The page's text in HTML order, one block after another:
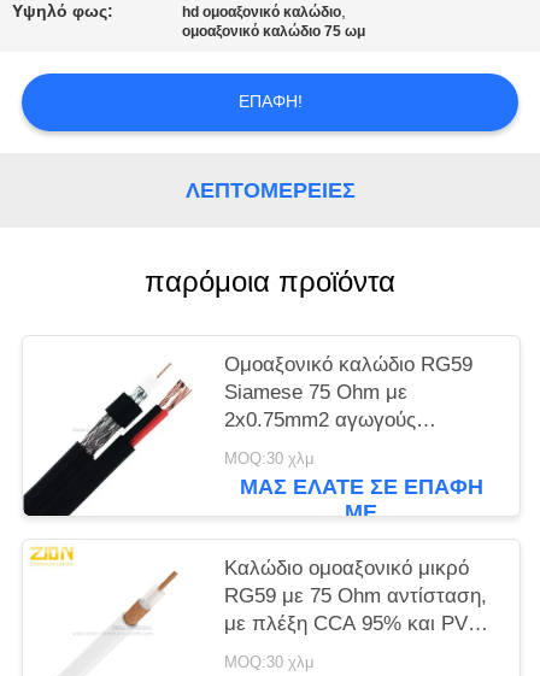
Υψηλό φως: hd ομοαξονικό καλώδιο,
ομοαξονικό καλώδιο 75 ωμ
ΕΠΑΦΉ!
ΛΕΠΤΟΜΈΡΕΙΕΣ
παρόμοια προϊόντα
Ομοαξονικό καλώδιο RG59
Siamese 75 Ohm με
2x0.75mm2 αγωγούς
ρεύματος και θωράκιση
πλέγματος BC 95% για CCTV
MOQ:30 χλμ
ΜΑΣ ΕΛΆΤΕ ΣΕ ΕΠΑΦΉ
ΜΕ
Καλώδιο ομοαξονικό μικρό
RG59 με 75 Ohm αντίσταση,
με πλέξη CCA 95% και PVC
περίβλημα, για CCTV
MOQ:30 χλμ